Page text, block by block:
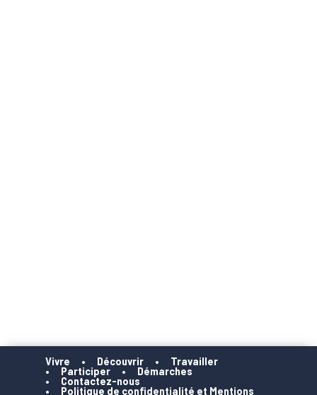
Vivre Découvrir
Travailler
Participer
Démarches
Contactez-nous
Politique de confidentialité et Mentions